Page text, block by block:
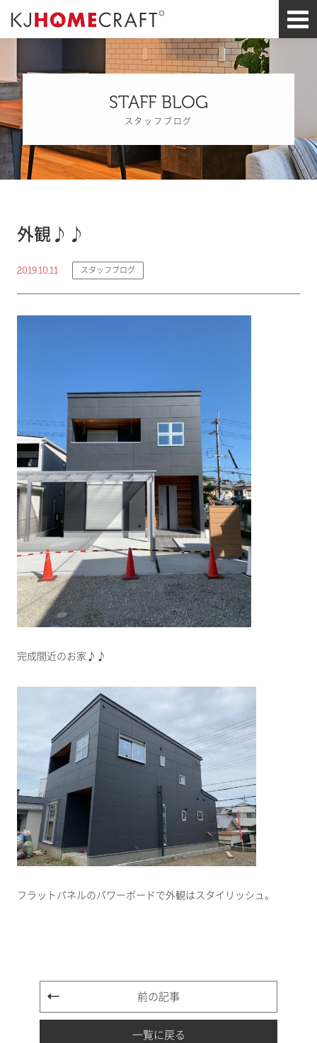
STAFF BLOG
スタッフブログ
外観♪♪
2019.10.11 スタッフブログ
完成間近のお家♪♪
フラットパネルのパワーボードで外観はスタイリッシュ。
前の記事
一覧に戻る